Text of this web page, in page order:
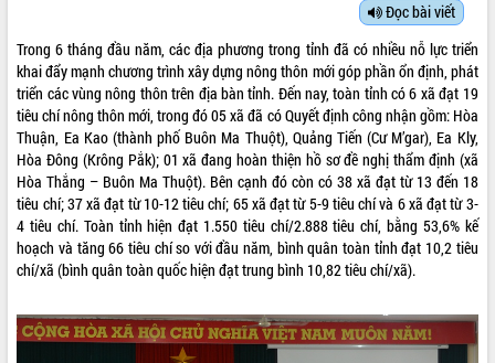
SỞ, BAN, NGÀNH
UBND CÁC XÃ, PHƯỜNG
THÔNG TIN CHỈ ĐẠO ĐIỀU HÀNH
HỆ THỐNG VĂN BẢN
VĂN BẢN HĐND TỈNH
QUY HOẠCH - KẾ HOẠCH
Đọc bài viết
Trong 6 tháng đầu năm, các địa phương trong tỉnh đã có nhiều nỗ lực triển
khai đẩy mạnh chương trình xây dựng nông thôn mới góp phần ổn định, phát
triển các vùng nông thôn trên địa bàn tỉnh. Đến nay, toàn tỉnh có 6 xã đạt 19
tiêu chí nông thôn mới, trong đó 05 xã đã có Quyết định công nhận gồm: Hòa
Thuận, Ea Kao (thành phố Buôn Ma Thuột), Quảng Tiến (Cư M’gar), Ea Kly,
Hòa Đông (Krông Pắk); 01 xã đang hoàn thiện hồ sơ đề nghị thẩm định (xã
Hòa Thắng – Buôn Ma Thuột). Bên cạnh đó còn có 38 xã đạt từ 13 đến 18
tiêu chí; 37 xã đạt từ 10-12 tiêu chí; 65 xã đạt từ 5-9 tiêu chí và 6 xã đạt từ 3-
4 tiêu chí. Toàn tỉnh hiện đạt 1.550 tiêu chí/2.888 tiêu chí, bằng 53,6% kế
hoạch và tăng 66 tiêu chí so với đầu năm, bình quân toàn tỉnh đạt 10,2 tiêu
chí/xã (bình quân toàn quốc hiện đạt trung bình 10,82 tiêu chí/xã).